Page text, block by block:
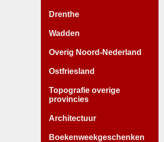
Drenthe
Wadden
Overig Noord-Nederland
Ostfriesland
Topografie overige
provincies
Architectuur
Boekenweekgeschenken